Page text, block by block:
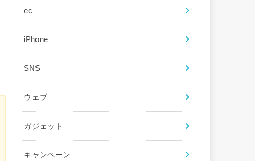
ec
iPhone
SNS
ウェブ
ガジェット
キャンペーン